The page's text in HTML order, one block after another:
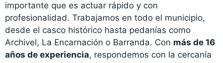
importante que es actuar rápido y con
profesionalidad. Trabajamos en todo el municipio,
desde el casco histórico hasta pedanías como
Archivel, La Encarnación o Barranda. Con más de 16
años de experiencia, respondemos con la cercanía